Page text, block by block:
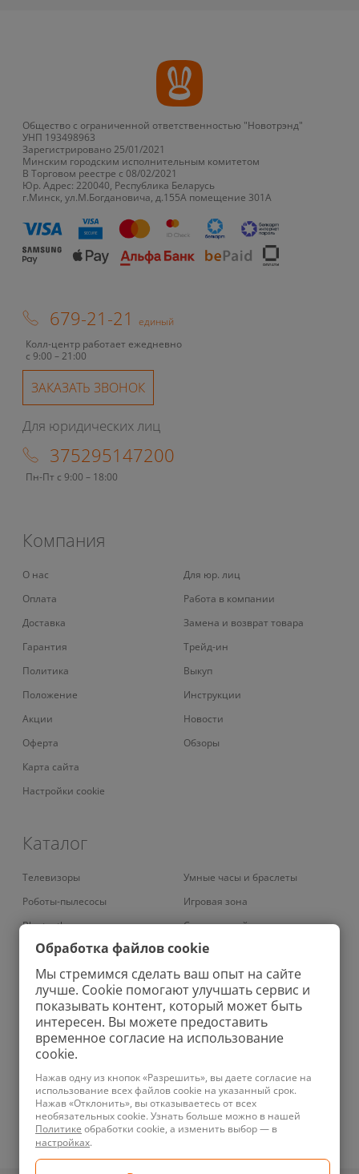
Общество с ограниченной ответственностью "Новотрэнд"
УНП 193498963
Зарегистрировано 25/01/2021
Минским городским исполнительным комитетом
В Торговом реестре с 08/02/2021
Юр. Адрес: 220040, Республика Беларусь
г.Минск, ул.М.Богдановича, д.155А помещение 301А
679-21-21
единый
Колл-центр работает ежедневно
с 9:00 – 21:00
ЗАКАЗАТЬ ЗВОНОК
Для юридических лиц
375295147200
Пн-Пт с 9:00 – 18:00
Компания
О нас
Оплата
Доставка
Гарантия
Политика
Положение
Акции
Оферта
Карта сайта
Настройки cookie
Для юр. лиц
Работа в компании
Замена и возврат товара
Трейд-ин
Выкуп
Инструкции
Новости
Обзоры
Каталог
Телевизоры
Роботы-пылесосы
Bluetooth наушники
Умные кондиционеры
Вертикальные пылесосы
Колонки
Проекторы
Роботы-мойщики окон
Планшеты
Телефоны
Техника для уборки
Умные часы и браслеты
Игровая зона
Смарт-устройства
Умный дом
Аудио
Зарядные устройства
Бритвы
Ноутбуки
Ирригаторы
Зубные щетки
Обработка файлов cookie
Мы стремимся сделать ваш опыт на сайте
лучше. Cookie помогают улучшать сервис и
показывать контент, который может быть
интересен. Вы можете предоставить
временное согласие на использование
cookie.
Нажав одну из кнопок «Разрешить», вы даете согласие на
использование всех файлов cookie на указанный срок.
Нажав «Отклонить», вы отказываетесь от всех
необязательных cookie. Узнать больше можно в нашей
Политике обработки cookie, а изменить выбор — в
настройках.